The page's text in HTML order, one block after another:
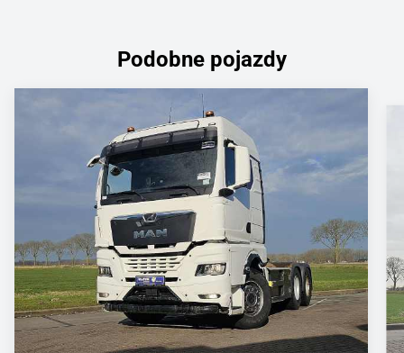
Podobne pojazdy